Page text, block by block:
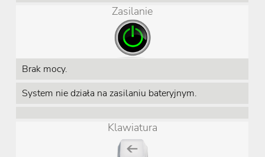
Zasilanie
Brak mocy.
System nie działa na zasilaniu bateryjnym.
Klawiatura